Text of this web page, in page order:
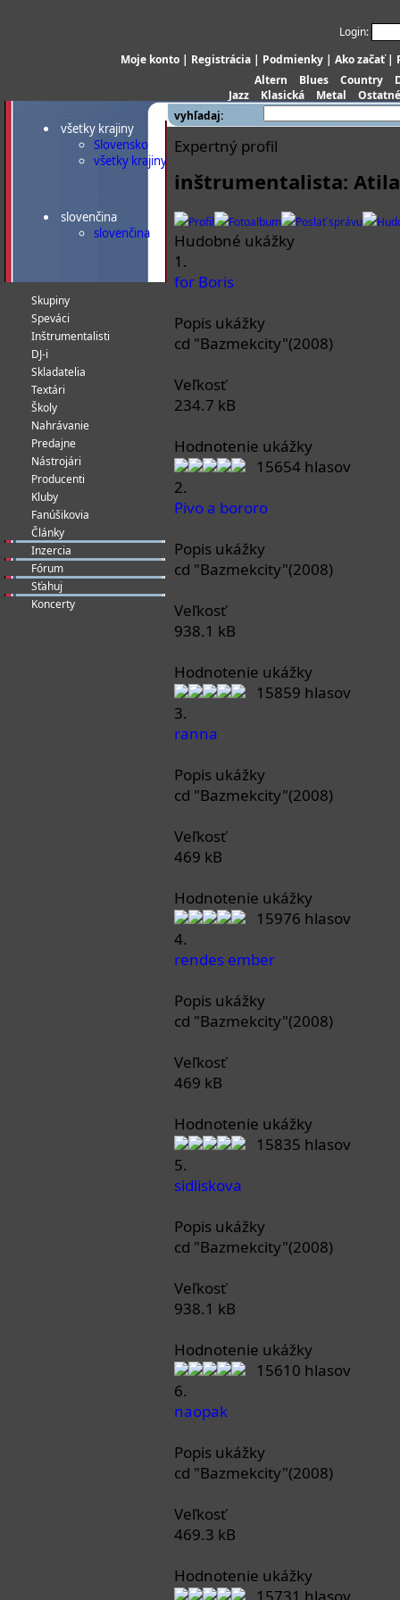
Login:
Moje konto | Registrácia | Podmienky | Ako začať|
Altern
Blues Country
Jazz
Klasická Metal
Ostatné
vyhľadaj:
všetky krajiny
Slovensko
všetky krajiny
slovenčina
slovenčina
Skupiny
Speváci
Inštrumentalisti
DJ-i
Skladatelia
Textári
Školy
Nahrávanie
Predajne
Nástrojári
Producenti
Kluby
Fanúšikovia
Články
Inzercia
Fórum
Sťahuj
Koncerty
Expertný profil
inštrumentalista:
Profil Fotoalbum Poslať správu
Hudobné ukážky
1.
for Boris
Popis ukážky
cd "Bazmekcity"(2008)
Veľkosť
234.7 kB
Hodnotenie ukážky
15654 hlasov
2.
Pivo a bororo
Popis ukážky
cd "Bazmekcity"(2008)
Veľkosť
938.1 kB
Hodnotenie ukážky
15859 hlasov
3.
ranna
Popis ukážky
cd "Bazmekcity"(2008)
Veľkosť
469 kB
Hodnotenie ukážky
15976 hlasov
4.
rendes ember
Popis ukážky
cd "Bazmekcity"(2008)
Veľkosť
469 kB
Hodnotenie ukážky
15835 hlasov
5.
sidliskova
Popis ukážky
cd "Bazmekcity"(2008)
Veľkosť
938.1 kB
Hodnotenie ukážky
15610 hlasov
6.
naopak
Popis ukážky
cd "Bazmekcity"(2008)
Veľkosť
469.3 kB
Hodnotenie ukážky
15731 hlasov